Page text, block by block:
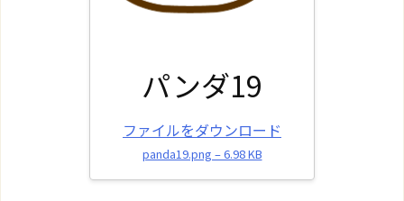
パンダ19
ファイルをダウンロード
panda19.png – 6.98 KB